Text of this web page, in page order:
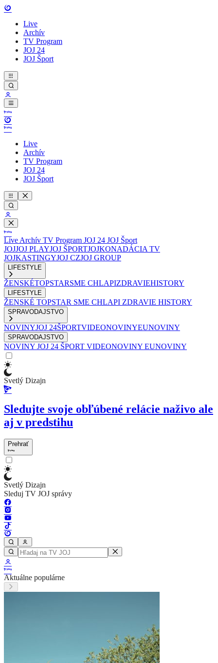
Live
Archív
TV Program
JOJ 24
JOJ Šport
Live
Archív
TV Program
JOJ 24
JOJ Šport
Live Archív TV Program JOJ 24 JOJ Šport
JOJJOJ PLAYJOJ ŠPORTJOJKONADÁCIA TV
JOJKASTINGYJOJ CZJOJ GROUP
LIFESTYLE
ŽENSKÉTOPSTARSME CHLAPIZDRAVIEHISTORY
LIFESTYLE
ŽENSKÉ TOPSTAR SME CHLAPI ZDRAVIE HISTORY
SPRAVODAJSTVO
NOVINYJOJ 24ŠPORTVIDEONOVINYEUNOVINY
SPRAVODAJSTVO
NOVINY JOJ 24 ŠPORT VIDEONOVINY EUNOVINY
Svetlý Dizajn
Sledujte svoje obľúbené relácie naživo ale
aj v predstihu
Prehrať
Svetlý Dizajn
Sleduj TV JOJ správy
Aktuálne populárne